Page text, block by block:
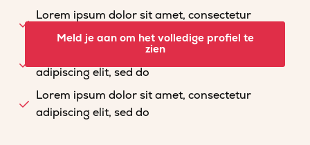
Lorem ipsum dolor sit amet, consectetur
adipiscing elit, sed do
Lorem ipsum dolor sit amet, consectetur
adipiscing elit, sed do
Lorem ipsum dolor sit amet, consectetur
adipiscing elit, sed do
Meld je aan om het volledige profiel te
zien